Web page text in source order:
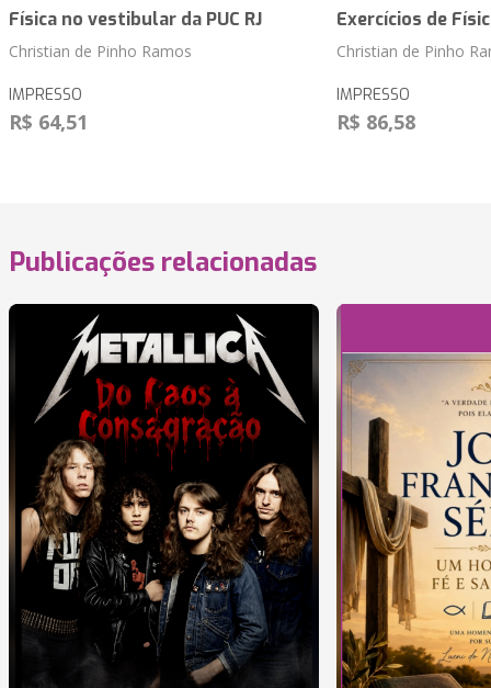
Física no vestibular da PUC RJ
Christian de Pinho Ramos
IMPRESSO
R$ 64,51
Exercícios de
Christian de Pinho
IMPRESSO
R$ 86,58
Publicações relacionadas